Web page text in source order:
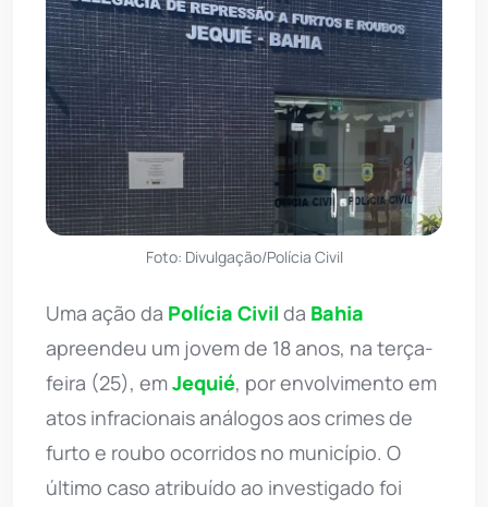
Foto: Divulgação/Polícia Civil
Uma ação da Polícia Civil da Bahia
apreendeu um jovem de 18 anos, na terça-
feira (25), emJequié, por envolvimento em
atos infracionais análogos aos crimes de
furto e roubo ocorridos no município. O
último caso atribuído ao investigado foi